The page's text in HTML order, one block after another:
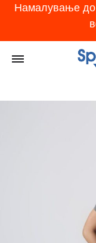
Намалување до